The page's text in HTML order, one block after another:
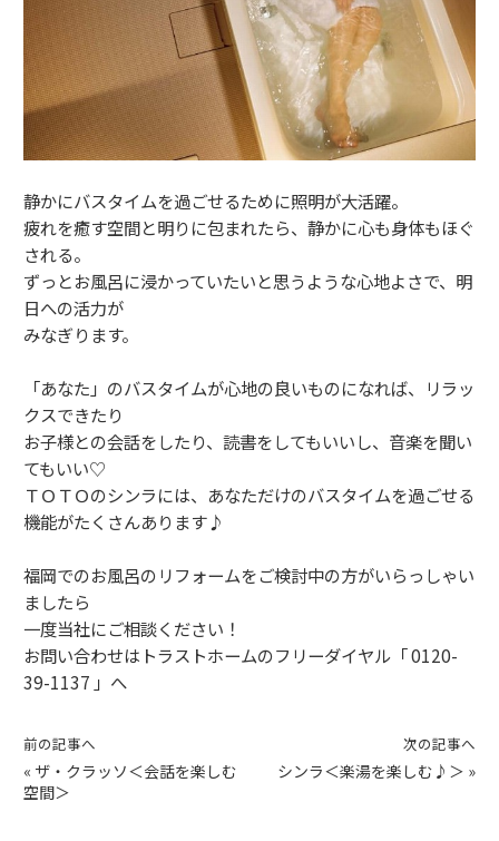
静かにバスタイムを過ごせるために照明が大活躍。
疲れを癒す空間と明りに包まれたら、静かに心も身体もほぐ
される。
ずっとお風呂に浸かっていたいと思うような心地よさで、明
日への活力が
みなぎります。
「あなた」のバスタイムが心地の良いものになれば、リラッ
クスできたり
お子様との会話をしたり、読書をしてもいいし、音楽を聞い
てもいい♡
ＴＯＴＯのシンラには、あなただけのバスタイムを過ごせる
機能がたくさんあります♪
福岡でのお風呂のリフォームをご検討中の方がいらっしゃい
ましたら
一度当社にご相談ください！
お問い合わせはトラストホームのフリーダイヤル「 0120-
39-1137 」へ
前の記事へ
« ザ・クラッソ＜会話を楽しむ
空間＞
次の記事へ
シンラ＜楽湯を楽しむ♪＞ »